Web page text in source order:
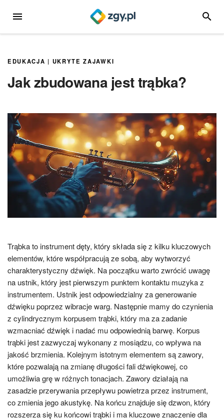
MENU
EDUKACJA | UKRYTE ZAJAWKI
Jak zbudowana jest trąbka?
Trąbka to instrument dęty, który składa się z kilku kluczowych
elementów, które współpracują ze sobą, aby wytworzyć
charakterystyczny dźwięk. Na początku warto zwrócić uwagę
na ustnik, który jest pierwszym punktem kontaktu muzyka z
instrumentem. Ustnik jest odpowiedzialny za generowanie
dźwięku poprzez wibracje warg. Następnie mamy do czynienia
z cylindrycznym korpusem trąbki, który ma za zadanie
wzmacniać dźwięk i nadać mu odpowiednią barwę. Korpus
trąbki jest zazwyczaj wykonany z mosiądzu, co wpływa na
jakość brzmienia. Kolejnym istotnym elementem są zawory,
które pozwalają na zmianę długości fali dźwiękowej, co
umożliwia grę w różnych tonacjach. Zawory działają na
zasadzie przerywania przepływu powietrza przez instrument,
co zmienia jego akustykę. Na końcu znajduje się dzwon, który
rozszerza się ku końcowi trąbki i ma kluczowe znaczenie dla